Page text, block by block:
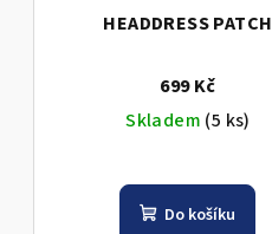
HEADDRESS PATCH
699 Kč
Skladem (5 ks)
Do košíku